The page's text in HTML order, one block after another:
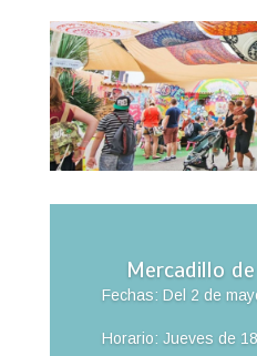
Mercadillo
Fechas: Del 2 de
Horario: Jueves de